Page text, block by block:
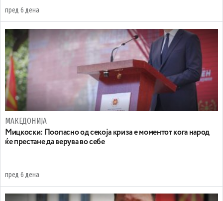
пред 6 дена
МАКЕДОНИЈА
Мицкоски: Поопасно од секоја криза е моментот кога народ
ќе престане да верува во себе
пред 6 дена